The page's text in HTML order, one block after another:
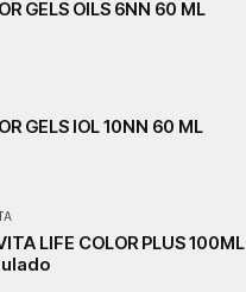
GELS OILS 6NN 60 ML
GELS IOL 10NN 60 ML
LIFE COLOR PLUS 100ML